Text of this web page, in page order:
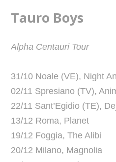
Tauro Boys
Alpha Centauri Tour
31/10 Noale (VE), Night
02/11 Spresiano (TV),
22/11 Sant’Egidio (TE),
13/12 Roma, Planet
19/12 Foggia, The Alibi
20/12 Milano, Magnolia